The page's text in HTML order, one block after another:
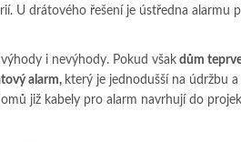
U drátového řešení je ústředna alarmu
i nevýhody. Pokud však dům
alarm, který je jednodušší na údržbu a
již kabely pro alarm navrhují do